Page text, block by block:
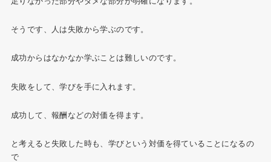
そうです、人は失敗から学ぶのです。
成功からはなかなか学ぶことは難しいのです。
失敗をして、学びを手に入れます。
成功して、報酬などの対価を得ます。
と考えると失敗した時も、学びという対価を得ていることになるの
で